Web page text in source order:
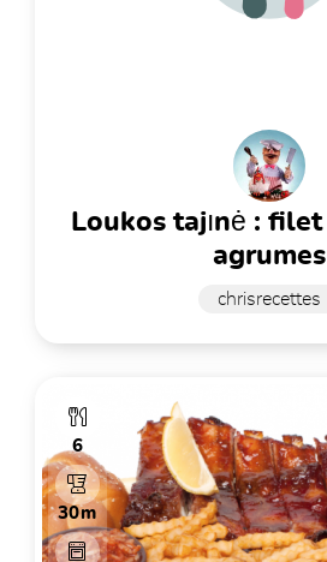
loukos tajınė : filet de bar aux
agrumes
chrisrecettes
6
30m